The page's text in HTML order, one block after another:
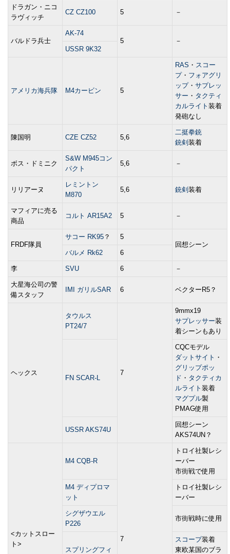
ドラガン・ニコ
ラヴィッチ
CZ CZ100 5 －
バルドラ兵士
AK-74
5
－
USSR 9K32
アメリカ海兵隊 M4カービン 5
RAS ・ スコー
プ・ フォアグリ
ップ・ サプレッ
サー ・ タクティ
カルライト 装着
発砲なし
陳国明 CZE CZ52 5,6
二挺拳銃
銃剣 装着
ボス・ドミニク
S&W M945コン
パクト
5,6 －
リリアーヌ
レミントン
M870
5,6 銃剣 装着
マフィアに売る
商品
コルト AR15A2 5 －
FRDF隊員
サコー RK95 ？
5
回想シーン
バルメ Rk62
6
李 SVU 6 －
大星海公司の警
備スタッフ
IMI ガリルSAR 6 ベクターR5？
ヘックス
タウルス
PT24/7
7
9mmx19
サプレッサー装
着シーンもあり
FN SCAR-L
CQCモデル
ダットサイト ・
グリップポッ
ド ・ タクティカ
ルライト 装着
マグプル製
PMAG使用
USSR AKS74U
回想シーン
AKS74UN？
<カットスロー
ト>
M4 CQB-R
7
トロイ社製レシ
ーバー
市街戦で使用
M4 ディプロマ
ット
トロイ社製レシ
ーバー
シグザウエル
P226
市街戦時に使用
スプリングフィ
スコープ装着
東欧某国のブラ